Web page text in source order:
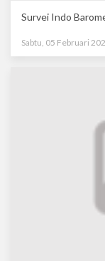
Survei Indo
Sabtu, 05 Februari